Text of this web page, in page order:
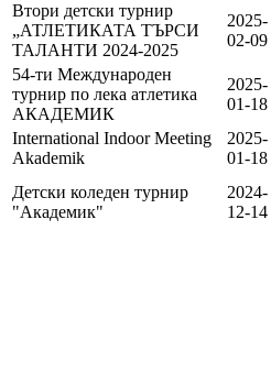
Втори детски турнир
„АТЛЕТИКАТА ТЪРСИ
ТАЛАНТИ 2024-2025
2025-
02-09
54-ти Международен
турнир по лека атлетика
АКАДЕМИК
2025-
01-18
International Indoor Meeting
Akademik
2025-
01-18
Детски коледен турнир
"Академик"
2024-
12-14